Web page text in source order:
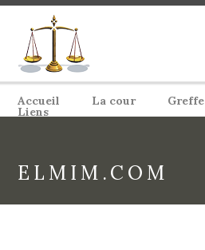
Accueil La cour Greffe
Liens
ELMIM.COM